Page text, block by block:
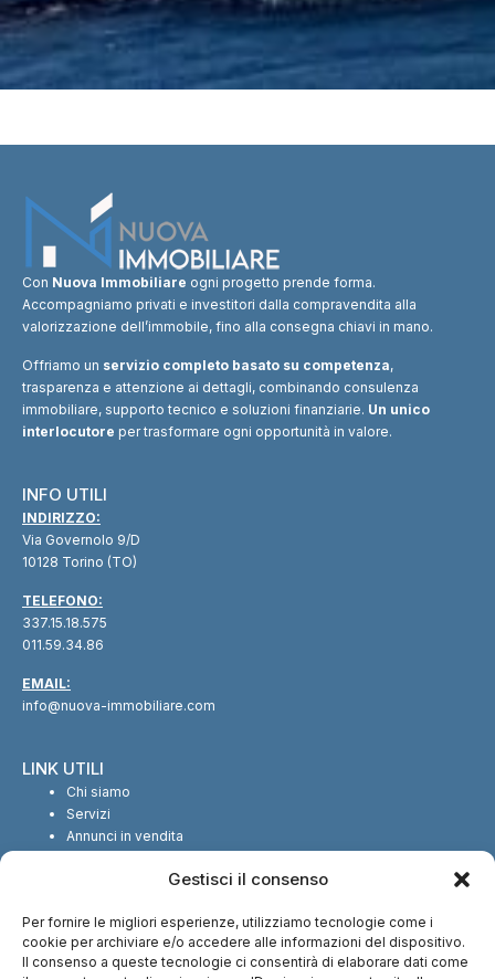
Gestisci il consenso
Per fornire le migliori esperienze, utilizziamo tecnologie come i
cookie per archiviare e/o accedere alle informazioni del dispositivo.
Il consenso a queste tecnologie ci consentirà di elaborare dati come
Con Nuova Immobiliare ogni progetto prende forma.
Accompagniamo privati e investitori dalla compravendita alla
valorizzazione dell’immobile, fino alla consegna chiavi in mano.
Offriamo un servizio completo basato su competenza,
trasparenza e attenzione ai dettagli, combinando consulenza
immobiliare, supporto tecnico e soluzioni finanziarie. Un unico
interlocutore per trasformare ogni opportunità in valore.
INFO UTILI
INDIRIZZO:
Via Governolo 9/D
10128 Torino (TO)
TELEFONO:
337.15.18.575
011.59.34.86
EMAIL:
info@nuova-immobiliare.com
LINK UTILI
Chi siamo
Servizi
Annunci in vendita
SEGUICI SUI SOCIAL